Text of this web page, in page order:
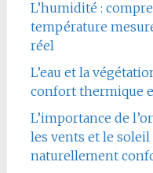
L’humidité :
température
réel
L’eau et la
confort thermique
L’importance de
les vents et le
naturellement